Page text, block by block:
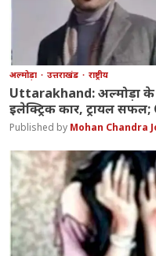
अल्मोड़ा उत्तराखंड राष्ट्रीय
Uttarakhand: अल्मोड़ा के
इलेक्ट्रिक कार, ट्रायल सफल;
Mohan Chandra